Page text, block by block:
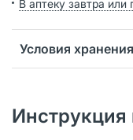
В аптеку завтра или
Условия хранения